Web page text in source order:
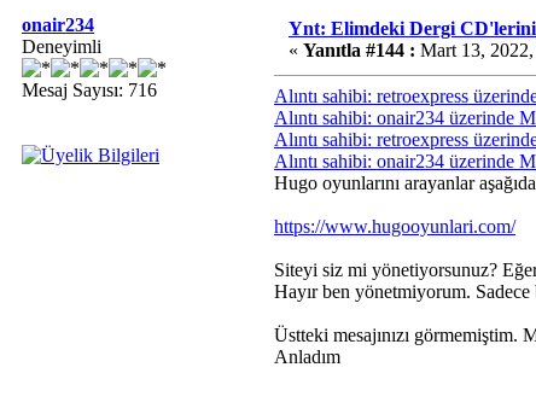
onair234
Deneyimli
Mesaj Sayısı: 716
Ynt: Elimdeki Dergi
« Yanıtla #144 : Mart 13,
Alıntı sahibi: retroexpress
Alıntı sahibi: onair234 üzerinde
Alıntı sahibi: retroexpress
Alıntı sahibi: onair234 üzerinde
Hugo oyunlarını arayanlar
https://www.hugooyunlari.com/
Siteyi siz mi yönetiyorsunuz?
Hayır ben yönetmiyorum. Sadece
Üstteki mesajınızı görmemiştim.
Anladım